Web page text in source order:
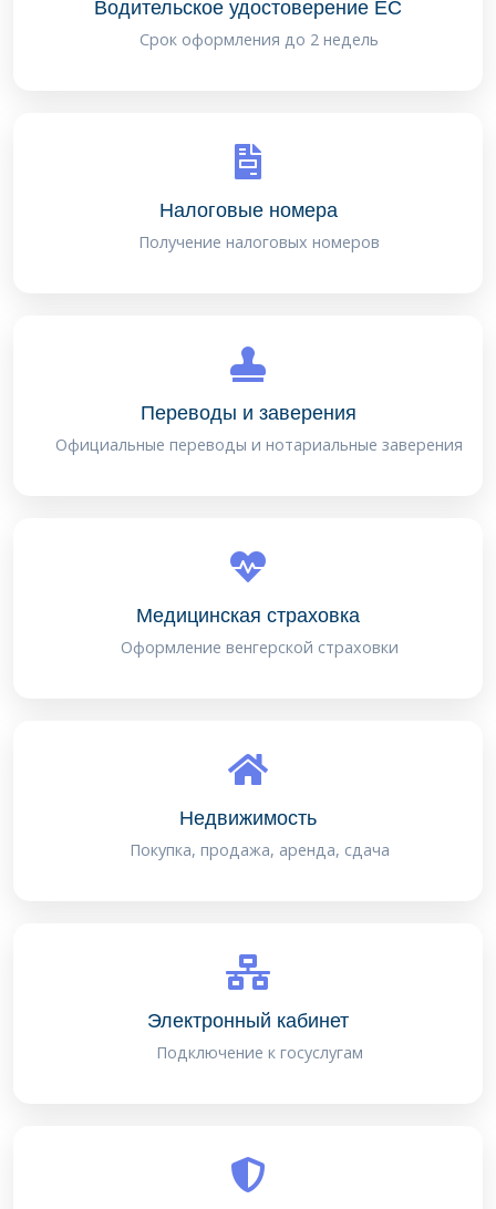
Водительское удостоверение ЕС
Срок оформления до 2 недель
Налоговые номера
Получение налоговых номеров
Переводы и заверения
Официальные переводы и нотариальные заверения
Медицинская страховка
Оформление венгерской страховки
Недвижимость
Покупка, продажа, аренда, сдача
Электронный кабинет
Подключение к госуслугам